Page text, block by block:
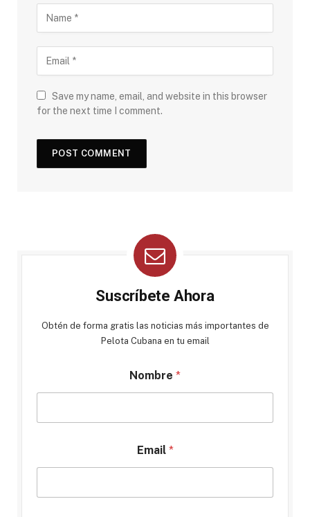
Save my name, email, and website in this browser
for the next time I comment.
Suscríbete Ahora
Obtén de forma gratis las noticias más importantes de
Pelota Cubana en tu email
Nombre *
Email *